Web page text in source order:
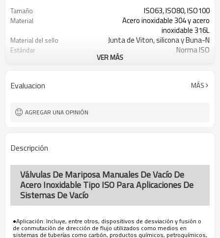
Tamaño ISO63, ISO80, ISO100
Material
Acero inoxidable 304 y acero
inoxidable 316L
Material del sello Junta de Viton, silicona y Buna-N
Estándar Norma ISO
Vacío ~ presión atmosférica
VER MÁS
Evaluacion MÁS
AGREGAR UNA OPINIÓN
Descripción
Válvulas De Mariposa Manuales De Vacío De
Acero Inoxidable Tipo ISO Para Aplicaciones De
Sistemas De Vacío
●Aplicación: Incluye, entre otros, dispositivos de desviación y fusión o
de conmutación de dirección de flujo utilizados como medios en
sistemas de tuberías como carbón, productos químicos, petroquímicos,